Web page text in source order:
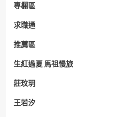
專欄區
求職通
推薦區
生紅過夏 馬祖慢旅
莊玟玥
王若汐